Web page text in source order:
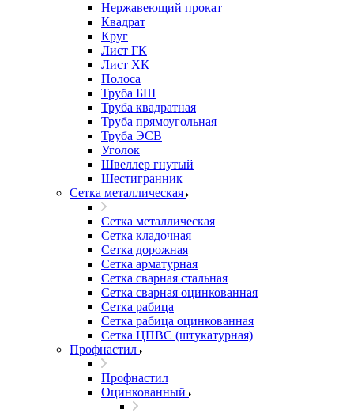
Нержавеющий прокат
Квадрат
Круг
Лист ГК
Лист ХК
Полоса
Труба БШ
Труба квадратная
Труба прямоугольная
Труба ЭСВ
Уголок
Швеллер гнутый
Шестигранник
Сетка металлическая
Сетка металлическая
Сетка кладочная
Сетка дорожная
Сетка арматурная
Сетка сварная стальная
Сетка сварная оцинкованная
Сетка рабица
Сетка рабица оцинкованная
Сетка ЦПВС (штукатурная)
Профнастил
Профнастил
Оцинкованный